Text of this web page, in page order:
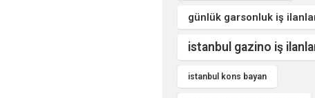
günlük garsonluk iş
istanbul gazino iş
istanbul kons bayan